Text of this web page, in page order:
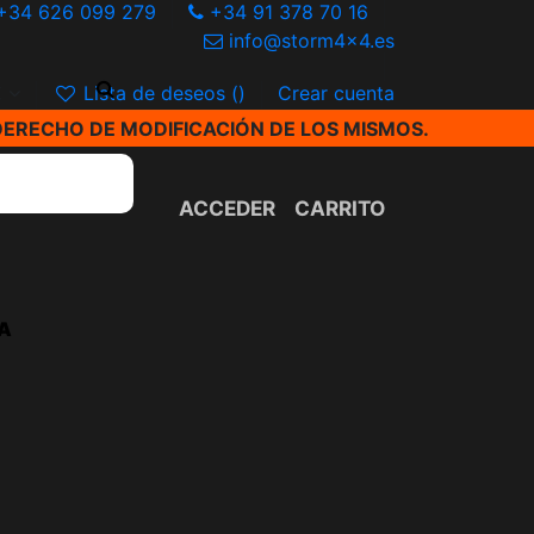
626 099 279
+34 91 378 70 16
info@storm4x4.es
Lista de deseos ()
Crear cuenta
DE MODIFICACIÓN DE LOS MISMOS.
ACCEDER CARRITO